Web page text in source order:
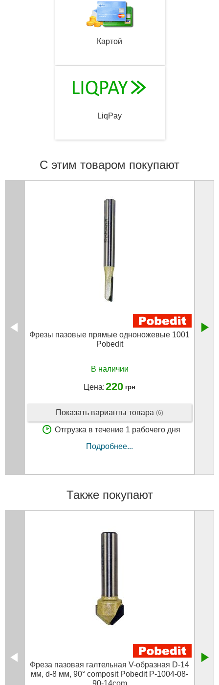
Картой
LiqPay
С этим товаром покупают
Фрезы пазовые прямые одноножевые 1001
Pobedit
В наличии
Цена:220 грн
Показать варианты товара (6)
Отгрузка в течение 1 рабочего дня
Подробнее...
Также покупают
Фреза пазовая галтельная V-образная D-14
мм, d-8 мм, 90° composit Pobedit P-1004-08-
90-14com